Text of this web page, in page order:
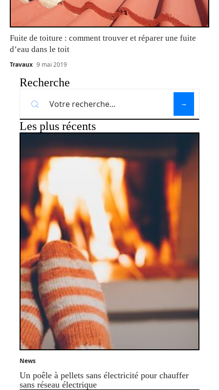
Fuite de toiture : comment trouver et réparer une fuite
d’eau dans le toit
Travaux 9 mai 2019
Recherche
Les plus récents
News
Un poêle à pellets sans électricité pour chauffer
sans réseau électrique